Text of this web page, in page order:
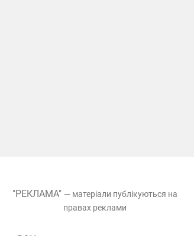
"РЕКЛАМА" — матеріали публікуються на
правах реклами